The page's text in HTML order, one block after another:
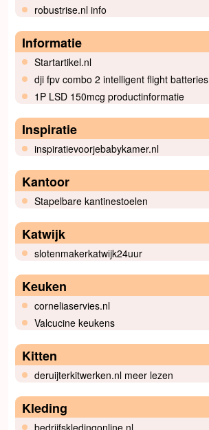
robustrise.nl info
Informatie
Startartikel.nl
dji fpv combo 2 intelligent flight batteries
1P LSD 150mcg productinformatie
Inspiratie
inspiratievoorjebabykamer.nl
Kantoor
Stapelbare kantinestoelen
Katwijk
slotenmakerkatwijk24uur
Keuken
corneliaservies.nl
Valcucine keukens
Kitten
deruijterkitwerken.nl meer lezen
Kleding
bedrijfskledingonline.nl